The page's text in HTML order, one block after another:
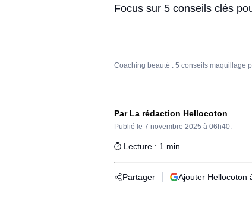
Focus sur 5 conseils clés
Coaching beauté : 5 conseils maquillage
Par La rédaction Hellocoton
Publié le 7 novembre 2025 à 06h40.
Lecture : 1 min
Partager Ajouter Hellocoton